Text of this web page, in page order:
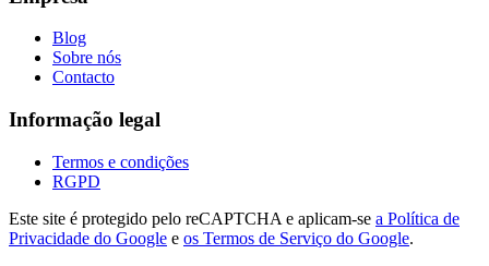
Blog
Sobre nós
Contacto
Informação legal
Termos e condições
RGPD
Este site é protegido pelo reCAPTCHA e aplicam-se a Política de
Privacidade do Google e os Termos de Serviço do Google.